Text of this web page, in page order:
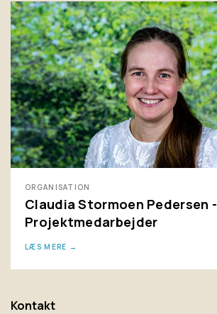
ORGANISATION
Claudia Stormoen Pedersen -
Projektmedarbejder
LÆS MERE
Kontakt